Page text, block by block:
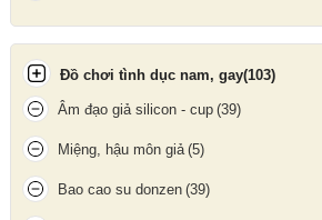
Bao đôn Max Man được làm từ silicon y
Đồ chơi tình dục nam, gay(103)
Âm đạo giả silicon - cup (39)
Miệng, hậu môn giả (5)
Bao cao su donzen (39)